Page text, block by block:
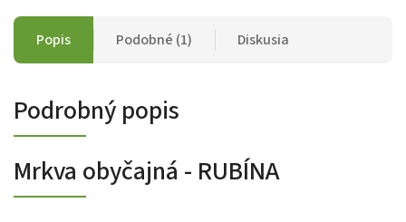
Popis Podobné (1) Diskusia
Podrobný popis
Mrkva obyčajná - RUBÍNA